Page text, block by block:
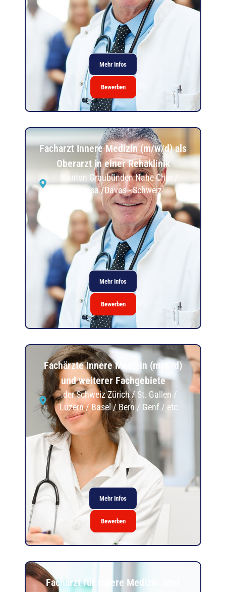
Mehr Infos
Bewerben
Facharzt Innere Medizin (m/w/d) als
Oberarzt in einer Rehaklinik
Kanton Graubünden Nahe Chur /
Arosa /Davos - Schweiz
Mehr Infos
Bewerben
Fachärzte Innere Medizin (m/w/d)
und weiterer Fachgebiete
der Schweiz Zürich / St. Gallen /
Luzern / Basel / Bern / Genf / etc.
Mehr Infos
Bewerben
Facharzt für Innere Medizin oder